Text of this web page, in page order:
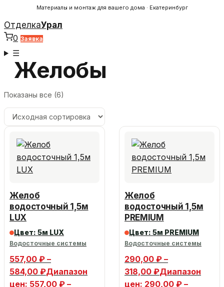
Материалы и монтаж для вашего дома · Екатеринбург
ОтделкаУрал
0 Заявка
☰
Желобы
Показаны все (6)
Желоб
водосточный 1,5м
LUX
Цвет: 5м LUX
Водосточные системы
557,00 ₽ –
584,00 ₽Диапазон
цен: 557,00 ₽ –
Желоб
водосточный 1,5м
PREMIUM
Цвет: 5м PREMIUM
Водосточные системы
290,00 ₽ –
318,00 ₽Диапазон
цен: 290,00 ₽ –